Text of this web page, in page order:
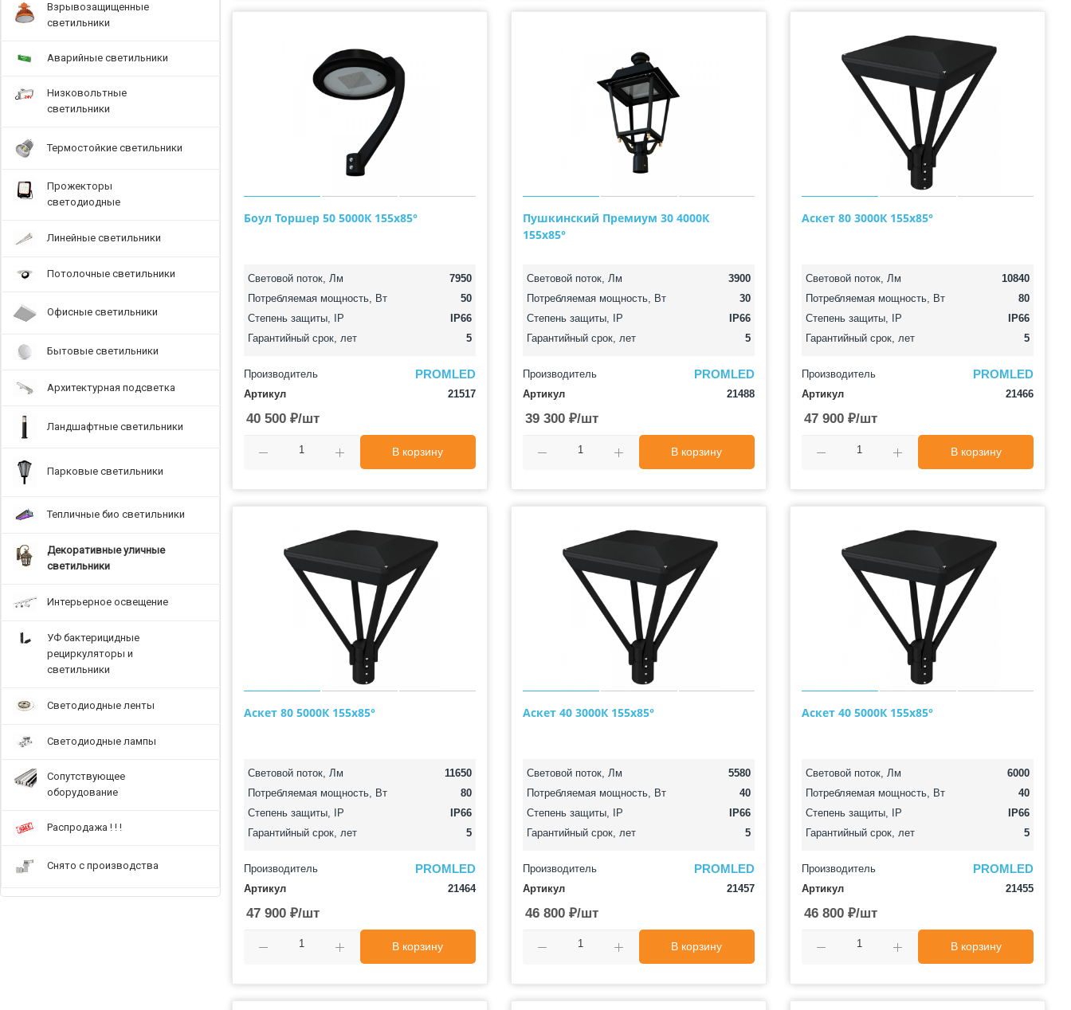
Боул Торшер 50 5000К 155х85°
Световой поток, Лм
7950
Потребляемая мощность, Вт
50
Степень защиты, IP
IP66
Гарантийный срок, лет
5
Производитель PROMLED
Артикул 21517
40 500 ₽/шт
В корзину
Пушкинский Премиум 30 4000К
155х85°
Световой поток, Лм
3900
Потребляемая мощность, Вт
30
Степень защиты, IP
IP66
Гарантийный срок, лет
5
Производитель PROMLED
Артикул 21488
39 300 ₽/шт
В корзину
Аскет 80 3000К 155х85°
Световой поток, Лм
10840
Потребляемая мощность, Вт
80
Степень защиты, IP
IP66
Гарантийный срок, лет
5
Производитель PROMLED
Артикул 21466
47 900 ₽/шт
В корзину
Аскет 80 5000К 155х85°
Световой поток, Лм
11650
Потребляемая мощность, Вт
80
Степень защиты, IP
IP66
Гарантийный срок, лет
5
Производитель PROMLED
Артикул 21464
47 900 ₽/шт
В корзину
Аскет 40 3000К 155х85°
Световой поток, Лм
5580
Потребляемая мощность, Вт
40
Степень защиты, IP
IP66
Гарантийный срок, лет
5
Производитель PROMLED
Артикул 21457
46 800 ₽/шт
В корзину
Аскет 40 5000К 155х85°
Световой поток, Лм
6000
Потребляемая мощность, Вт
40
Степень защиты, IP
IP66
Гарантийный срок, лет
5
Производитель PROMLED
Артикул 21455
46 800 ₽/шт
В корзину
Взрывозащищенные
светильники
Аварийные светильники
Низковольтные
светильники
Термостойкие светильники
Прожекторы
светодиодные
Линейные светильники
Потолочные светильники
Офисные светильники
Бытовые светильники
Архитектурная подсветка
Ландшафтные светильники
Парковые светильники
Тепличные био светильники
Декоративные уличные
светильники
Интерьерное освещение
УФ бактерицидные
рециркуляторы и
светильники
Светодиодные ленты
Светодиодные лампы
Сопутствующее
оборудование
Распродажа ! ! !
Снято с производства